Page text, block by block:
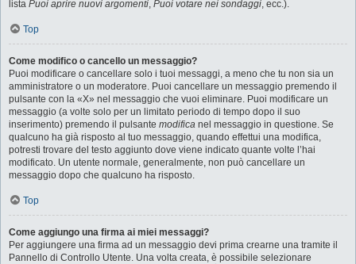
lista Puoi aprire nuovi argomenti, Puoi votare nei sondaggi, ecc.).
Top
Come modifico o cancello un messaggio?
Puoi modificare o cancellare solo i tuoi messaggi, a meno che tu non sia un
amministratore o un moderatore. Puoi cancellare un messaggio premendo il
pulsante con la «X» nel messaggio che vuoi eliminare. Puoi modificare un
messaggio (a volte solo per un limitato periodo di tempo dopo il suo
inserimento) premendo il pulsante modifica nel messaggio in questione. Se
qualcuno ha già risposto al tuo messaggio, quando effettui una modifica,
potresti trovare del testo aggiunto dove viene indicato quante volte l’hai
modificato. Un utente normale, generalmente, non può cancellare un
messaggio dopo che qualcuno ha risposto.
Top
Come aggiungo una firma ai miei messaggi?
Per aggiungere una firma ad un messaggio devi prima crearne una tramite il
Pannello di Controllo Utente. Una volta creata, è possibile selezionare